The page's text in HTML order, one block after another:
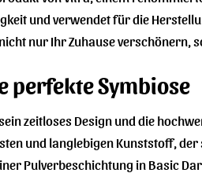
und verwendet für die
nur Ihr Zuhause verschönern,
perfekte Symbiose
zeitloses Design und die
und langlebigen Kunststoff,
Pulverbeschichtung in Basic